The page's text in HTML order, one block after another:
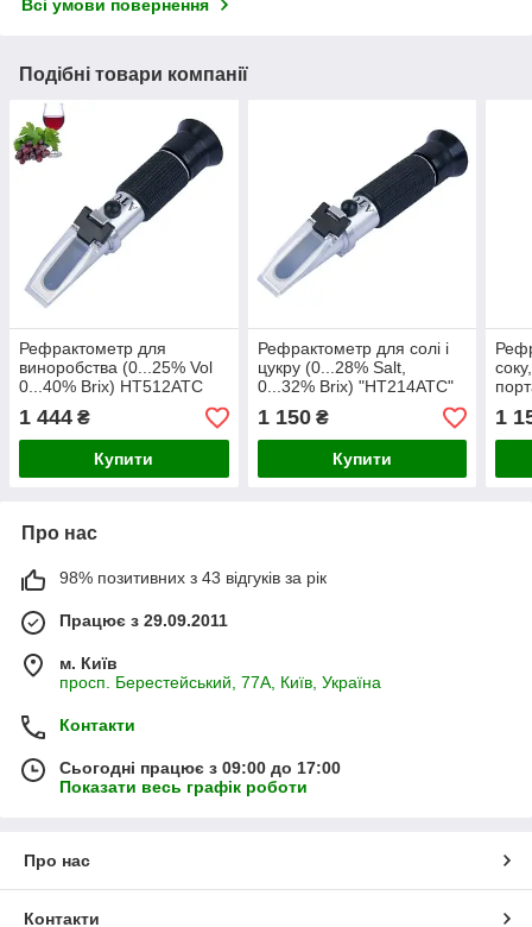
Всі умови повернення
Подібні товари компанії
Рефрактометр для
виноробства (0...25% Vol
0...40% Brix) HT512ATC
1 444 ₴
Купити
Рефрактометр для солі і
цукру (0...28% Salt,
0...32% Brix) "HT214ATC"
1 150₴
Купити
1
Про нас
98% позитивних з 43 відгуків за рік
Працює з 29.09.2011
м. Київ
просп. Берестейський, 77А, Київ, Україна
Контакти
Сьогодні працює з 09:00 до 17:00
Показати весь графік роботи
Про нас
Контакти